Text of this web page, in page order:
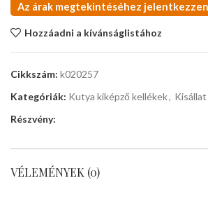
Az árak megtekintéséhez
Hozzáadni a kívánságlistához
Cikkszám: k020257
Kategóriák: Kutya kiképző kellékek,
Részvény:
VÉLEMÉNYEK (0)